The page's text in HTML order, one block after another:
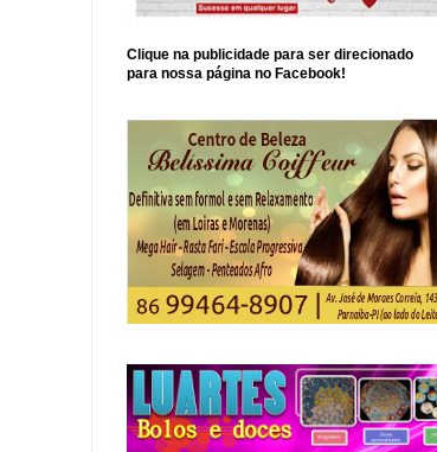
Clique na publicidade para ser direcionado
para nossa página no Facebook!